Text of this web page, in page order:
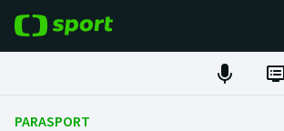
Fotbal
PARASPORT